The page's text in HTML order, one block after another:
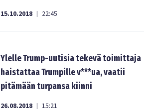
15.10.2018 | 22:45
Ylelle Trump-uutisia tekevä toimittaja
haistattaa Trumpille v***ua, vaatii
pitämään turpansa kiinni
26.08.2018 | 15:21